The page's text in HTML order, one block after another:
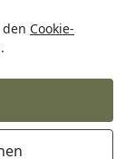
Cookie-
428 51Z